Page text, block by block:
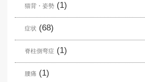
猫背・姿勢 (1)
症状 (68)
脊柱側弯症 (1)
腰痛 (1)